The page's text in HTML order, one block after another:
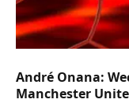
André Onana:
Manchester